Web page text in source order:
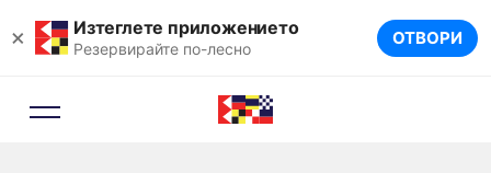
× Изтеглете приложението
Резервирайте по-лесно ОТВОРИ